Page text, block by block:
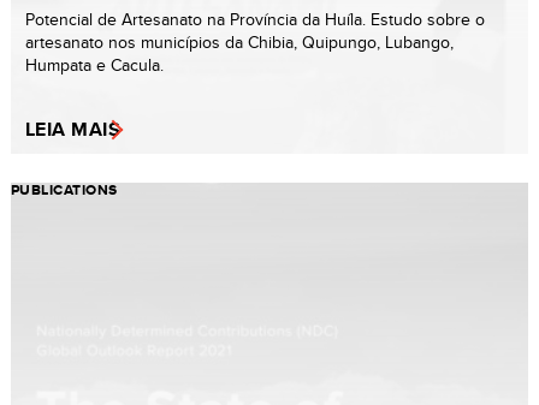
Potencial de Artesanato na Província da Huíla. Estudo sobre o
artesanato nos municípios da Chibia, Quipungo, Lubango,
Humpata e Cacula.
LEIA MAIS
PUBLICATIONS